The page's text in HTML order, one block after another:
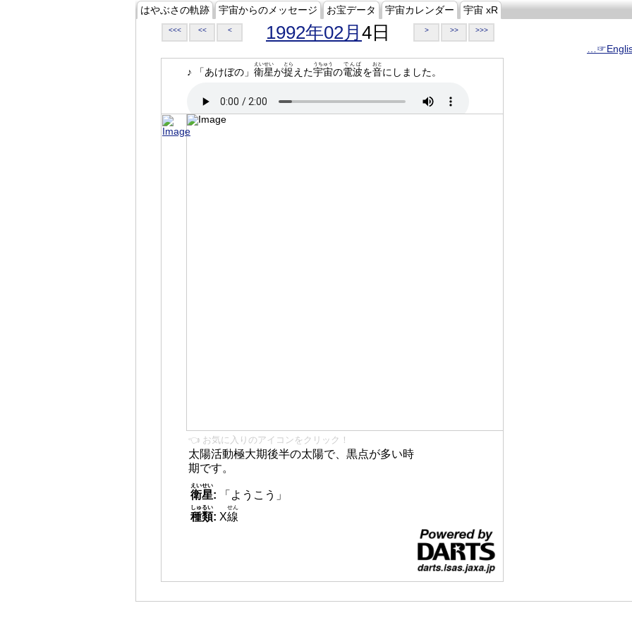
はやぶさの軌跡 宇宙からのメッセージ お宝データ 宇宙カレンダー 宇宙 xR
<<< << < 1992年02月 4日 > >> >>>
♪ 「あけぼの」 衛星
えいせい
が捉
とら
えた宇宙
うちゅう
の電波
でんぱ
を音
おと
にしました。
👈 お気に入りのアイコンをクリック！
太陽活動極大期後半の太陽で、黒点が多い時
期です。
衛星
えいせい
:
「ようこう」
種類
しゅるい
: X線
せん